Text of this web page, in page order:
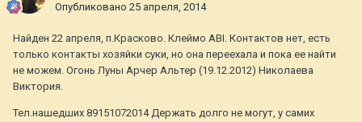
Опубликовано 25 апреля, 2014
Найден 22 апреля, п.Красково. Клеймо ABI. Контактов нет, есть
только контакты хозяйки суки, но она переехала и пока ее найти
не можем. Огонь Луны Арчер Альтер (19.12.2012) Николаева
Виктория.
Тел.нашедших 89151072014 Держать долго не могут, у самих